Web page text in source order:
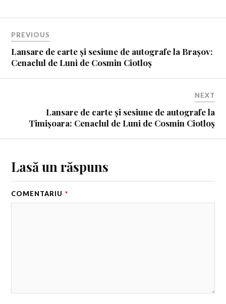
PREVIOUS
Lansare de carte și sesiune de autografe la Brașov:
Cenaclul de Luni de Cosmin Ciotloș
NEXT
Lansare de carte și sesiune de autografe la
Timișoara: Cenaclul de Luni de Cosmin Ciotloș
Lasă un răspuns
COMENTARIU *